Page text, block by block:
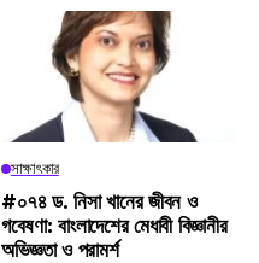
সাক্ষাৎকার
#০৭৪ ড. নিসা খানের জীবন ও
গবেষণা: বাংলাদেশের মেধাবী বিজ্ঞানীর
অভিজ্ঞতা ও পরামর্শ